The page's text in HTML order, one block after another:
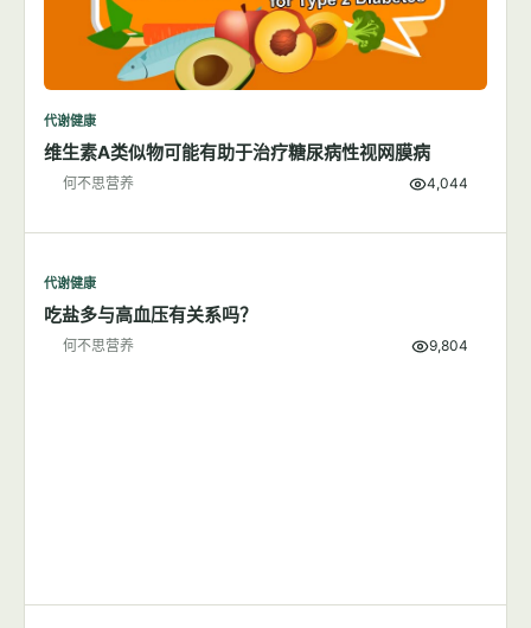
代谢健康
维生素A类似物可能有助于治疗糖尿病性视网膜病
何不思营养 4,044
代谢健康
吃盐多与高血压有关系吗？
何不思营养 9,804